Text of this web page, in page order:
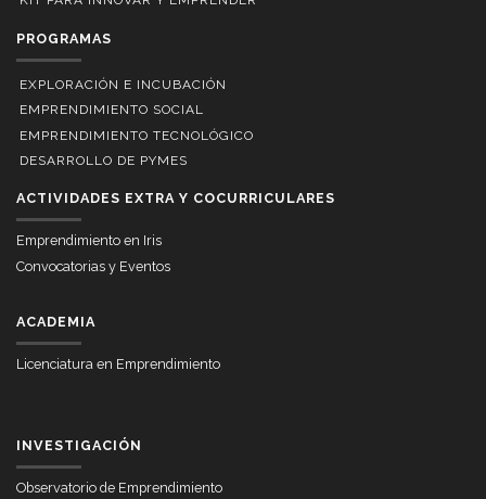
PROGRAMAS
EXPLORACIÓN E INCUBACIÓN
EMPRENDIMIENTO SOCIAL
EMPRENDIMIENTO TECNOLÓGICO
DESARROLLO DE PYMES
ACTIVIDADES EXTRA Y COCURRICULARES
Emprendimiento en Iris
Convocatorias y Eventos
ACADEMIA
Licenciatura en Emprendimiento
INVESTIGACIÓN
Observatorio de Emprendimiento